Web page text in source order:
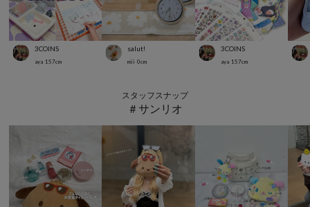
3COINS
aya 157cm
salut!
mii 0cm
3COINS
aya 157cm
スタッフスナップ
＃サンリオ